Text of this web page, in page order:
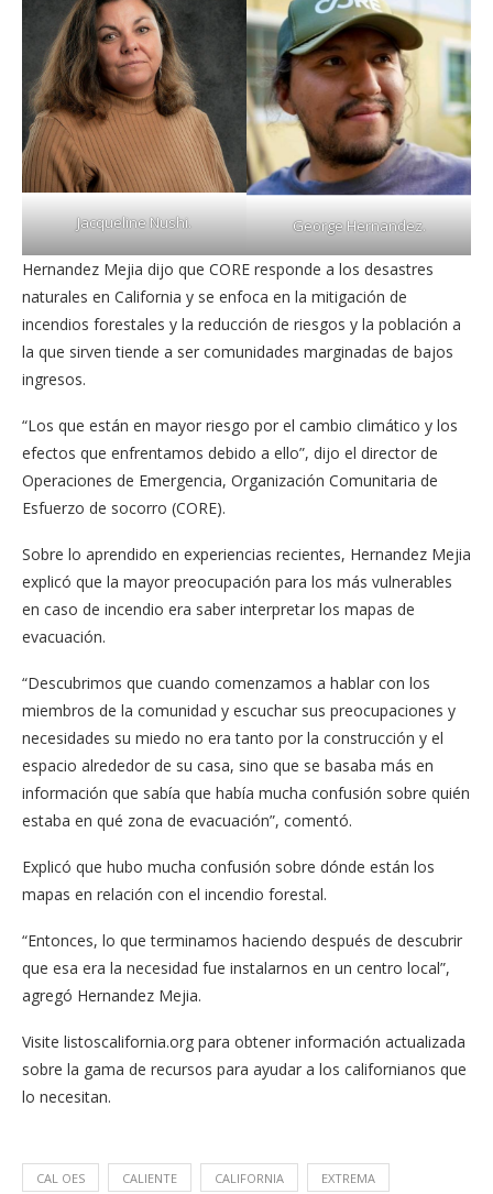
Jacqueline Nushi. George Hernandez.
Hernandez Mejia dijo que CORE responde a los desastres
naturales en California y se enfoca en la mitigación de
incendios forestales y la reducción de riesgos y la población a
la que sirven tiende a ser comunidades marginadas de bajos
ingresos.
“Los que están en mayor riesgo por el cambio climático y los
efectos que enfrentamos debido a ello”, dijo el director de
Operaciones de Emergencia, Organización Comunitaria de
Esfuerzo de socorro (CORE).
Sobre lo aprendido en experiencias recientes, Hernandez Mejia
explicó que la mayor preocupación para los más vulnerables
en caso de incendio era saber interpretar los mapas de
evacuación.
“Descubrimos que cuando comenzamos a hablar con los
miembros de la comunidad y escuchar sus preocupaciones y
necesidades su miedo no era tanto por la construcción y el
espacio alrededor de su casa, sino que se basaba más en
información que sabía que había mucha confusión sobre quién
estaba en qué zona de evacuación”, comentó.
Explicó que hubo mucha confusión sobre dónde están los
mapas en relación con el incendio forestal.
“Entonces, lo que terminamos haciendo después de descubrir
que esa era la necesidad fue instalarnos en un centro local”,
agregó​ Hernandez Mejia​.
Visite listoscalifornia.org para obtener información actualizada
sobre la gama de recursos para ayudar a los californianos que
lo necesitan.
CAL OES CALIENTE CALIFORNIA EXTREMA